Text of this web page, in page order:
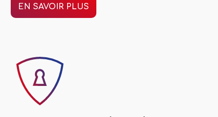
EN SAVOIR PLUS